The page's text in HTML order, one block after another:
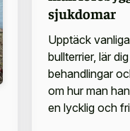
sjukdomar
Upptäck
bullterrier, lär
behandlingar
om hur man
en lycklig och